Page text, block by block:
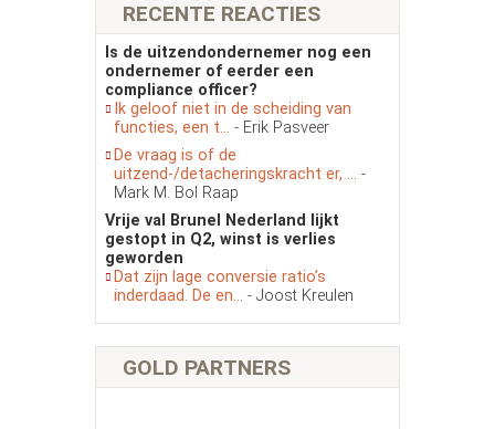
RECENTE REACTIES
Is de uitzendondernemer nog een
ondernemer of eerder een
compliance officer?
Ik geloof niet in de scheiding van
functies, een t... - Erik Pasveer
De vraag is of de
uitzend-/detacheringskracht er, ... -
Mark M. Bol Raap
Vrije val Brunel Nederland lijkt
gestopt in Q2, winst is verlies
geworden
Dat zijn lage conversie ratio’s
inderdaad. De en... - Joost Kreulen
GOLD PARTNERS